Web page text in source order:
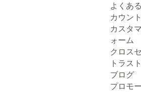
よくあ
カウン
カスタ
ォーム
クロス
トラス
ブログ
プロモ